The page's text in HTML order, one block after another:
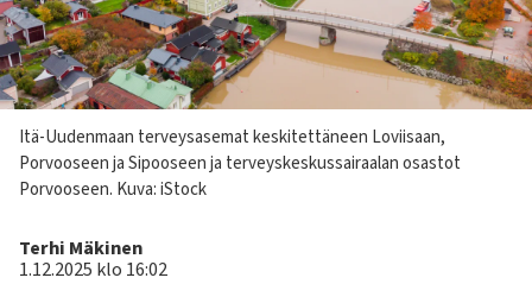
Kuvateksti
Itä-Uudenmaan terveysasemat keskitettäneen Loviisaan,
Porvooseen ja Sipooseen ja terveyskeskussairaalan osastot
Porvooseen. Kuva: iStock
Kirjoittaja
Terhi Mäkinen
1.12.2025 klo 16:02